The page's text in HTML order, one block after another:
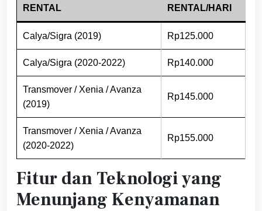
RENTAL
RENTAL/HARI
Calya/Sigra (2019) Rp125.000
Calya/Sigra (2020-2022) Rp140.000
Transmover / Xenia / Avanza
(2019)
Rp145.000
Transmover / Xenia / Avanza
(2020-2022)
Rp155.000
Fitur dan Teknologi yang
Menunjang Kenyamanan